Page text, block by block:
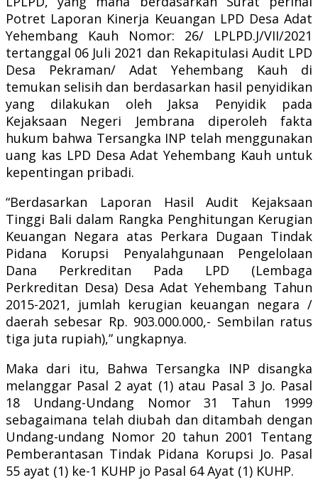
Potret Laporan Kinerja Keuangan LPD Desa Adat
Yehembang Kauh Nomor: 26/ LPLPD.J/VII/2021
tertanggal 06 Juli 2021 dan Rekapitulasi Audit LPD
Desa Pekraman/ Adat Yehembang Kauh di
temukan selisih dan berdasarkan hasil penyidikan
yang dilakukan oleh Jaksa Penyidik pada
Kejaksaan Negeri Jembrana diperoleh fakta
hukum bahwa Tersangka INP telah menggunakan
uang kas LPD Desa Adat Yehembang Kauh untuk
kepentingan pribadi.
“Berdasarkan Laporan Hasil Audit Kejaksaan
Tinggi Bali dalam Rangka Penghitungan Kerugian
Keuangan Negara atas Perkara Dugaan Tindak
Pidana Korupsi Penyalahgunaan Pengelolaan
Dana Perkreditan Pada LPD (Lembaga
Perkreditan Desa) Desa Adat Yehembang Tahun
2015-2021, jumlah kerugian keuangan negara /
daerah sebesar Rp. 903.000.000,- Sembilan ratus
tiga juta rupiah),” ungkapnya.
Maka dari itu, Bahwa Tersangka INP disangka
melanggar Pasal 2 ayat (1) atau Pasal 3 Jo. Pasal
18 Undang-Undang Nomor 31 Tahun 1999
sebagaimana telah diubah dan ditambah dengan
Undang-undang Nomor 20 tahun 2001 Tentang
Pemberantasan Tindak Pidana Korupsi Jo. Pasal
55 ayat (1) ke-1 KUHP jo Pasal 64 Ayat (1) KUHP.